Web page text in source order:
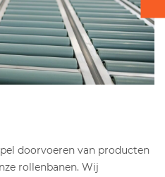
doorvoeren van producten
rollenbanen. Wij